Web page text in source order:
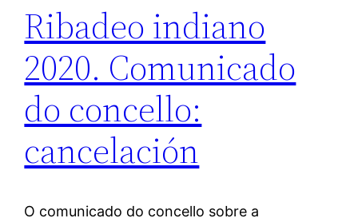
Ribadeo indiano
2020. Comunicado
do concello:
cancelación
O comunicado do concello sobre a